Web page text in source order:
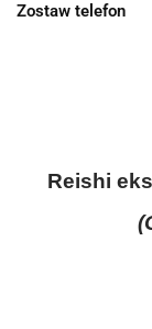
Zostaw telefon
Reishi